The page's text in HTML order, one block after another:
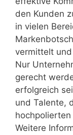
den Kunden
in vielen
vermittelt
Nur
gerecht
erfolgreich
und Talente,
Weitere